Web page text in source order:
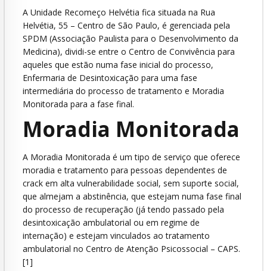
A Unidade Recomeço Helvétia fica situada na Rua
Helvétia, 55 – Centro de São Paulo, é gerenciada pela
SPDM (Associação Paulista para o Desenvolvimento da
Medicina), dividi-se entre o Centro de Convivência para
aqueles que estão numa fase inicial do processo,
Enfermaria de Desintoxicação para uma fase
intermediária do processo de tratamento e Moradia
Monitorada para a fase final.
Moradia Monitorada
A Moradia Monitorada é um tipo de serviço que oferece
moradia e tratamento para pessoas dependentes de
crack em alta vulnerabilidade social, sem suporte social,
que almejam a abstinência, que estejam numa fase final
do processo de recuperação (já tendo passado pela
desintoxicação ambulatorial ou em regime de
internação) e estejam vinculados ao tratamento
ambulatorial no Centro de Atenção Psicossocial – CAPS.
[1]